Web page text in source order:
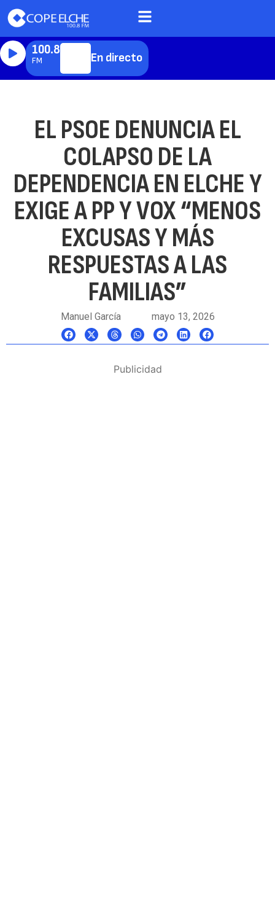
100.8
FM En directo
EL PSOE DENUNCIA EL
COLAPSO DE LA
DEPENDENCIA EN ELCHE Y
EXIGE A PP Y VOX “MENOS
EXCUSAS Y MÁS
RESPUESTAS A LAS
FAMILIAS”
Manuel García mayo 13, 2026
Publicidad